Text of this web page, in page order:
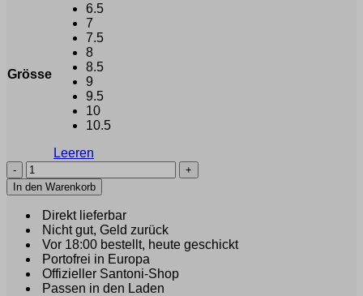
Grösse
6.5
7
7.5
8
8.5
9
9.5
10
10.5
Leeren
SANTONI
-
Thabo
(40746)
Menge
In den Warenkorb
Direkt lieferbar
Nicht gut, Geld zurück
Vor 18:00 bestellt, heute geschickt
Portofrei in Europa
Offizieller Santoni-Shop
Passen in den Laden